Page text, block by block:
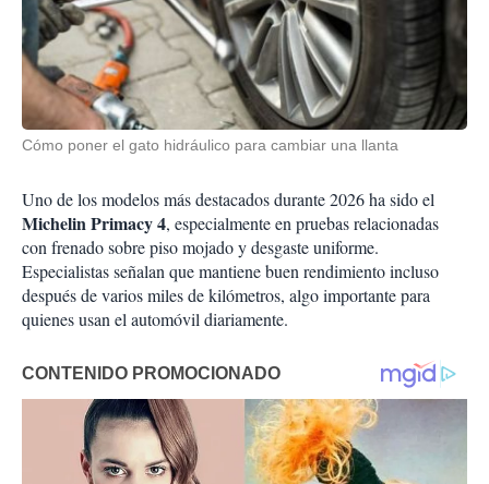
Cómo poner el gato hidráulico para cambiar una llanta
Uno de los modelos más destacados durante 2026 ha sido el
Michelin Primacy 4, especialmente en pruebas relacionadas
con frenado sobre piso mojado y desgaste uniforme.
Especialistas señalan que mantiene buen rendimiento incluso
después de varios miles de kilómetros, algo importante para
quienes usan el automóvil diariamente.